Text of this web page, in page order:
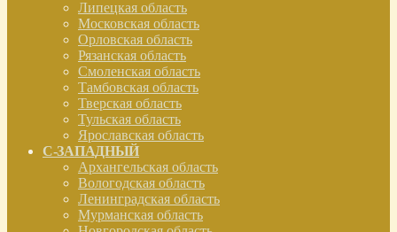
Липецкая область
Московская область
Орловская область
Рязанская область
Смоленская область
Тамбовская область
Тверская область
Тульская область
Ярославская область
С-ЗАПАДНЫЙ
Архангельская область
Вологодская область
Ленинградская область
Мурманская область